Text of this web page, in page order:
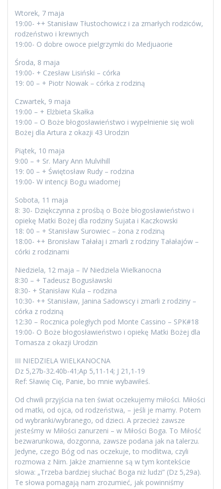
Wtorek, 7 maja
19:00- ++ Stanisław Tłustochowicz i za zmarłych rodziców,
rodzeństwo i krewnych
19:00- O dobre owoce pielgrzymki do Medjuaorie
Środa, 8 maja
19:00- + Czesław Lisiński – córka
19: 00 – + Piotr Nowak – córka z rodziną
Czwartek, 9 maja
19:00 – + Elżbieta Skałka
19:00 – O Boże błogosławieństwo i wypełnienie się woli
Bożej dla Artura z okazji 43 Urodzin
Piątek, 10 maja
9:00 – + Sr. Mary Ann Mulvihill
19: 00 – + Świętosław Rudy – rodzina
19:00- W intencji Bogu wiadomej
Sobota, 11 maja
8: 30- Dziękczynna z prośbą o Boże błogosławieństwo i
opiekę Matki Bożej dla rodziny Sujata i Kaczkowski
18: 00 – + Stanisław Surowiec – żona z rodziną
18:00- ++ Bronisław Tałałaj i zmarli z rodziny Tałałajów –
córki z rodzinami
Niedziela, 12 maja – IV Niedziela Wielkanocna
8:30 – + Tadeusz Bogusławski
8:30- + Stanisław Kula – rodzina
10:30- ++ Stanisław, Janina Sadowscy i zmarli z rodziny –
córka z rodziną
12:30 – Rocznica poległych pod Monte Cassino – SPK#18
19:00- O Boże błogosławieństwo i opiekę Matki Bożej dla
Tomasza z okazji Urodzin
III NIEDZIELA WIELKANOCNA
Dz 5,27b-32.40b-41;Ap 5,11-14; J 21,1-19
Ref: Sławię Cię, Panie, bo mnie wybawiłeś.
Od chwili przyjścia na ten świat oczekujemy miłości. Miłości
od matki, od ojca, od rodzeństwa, – jeśli je mamy. Potem
od wybranki/wybranego, od dzieci. A przecież zawsze
jesteśmy w Miłości zanurzeni – w Miłości Boga. To Miłość
bezwarunkowa, dozgonna, zawsze podana jak na talerzu.
Jedyne, czego Bóg od nas oczekuje, to modlitwa, czyli
rozmowa z Nim. Jakże znamienne są w tym kontekście
słowa: „Trzeba bardziej słuchać Boga niż ludzi” (Dz 5,29a).
Te słowa pomagają nam zrozumieć, jak powinniśmy